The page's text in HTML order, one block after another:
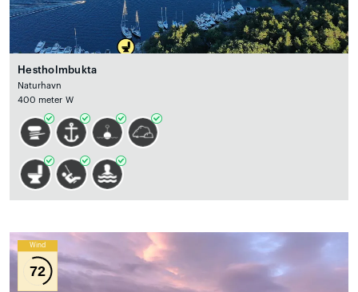
Hestholmbukta
Naturhavn
400 meter W
Wind
72